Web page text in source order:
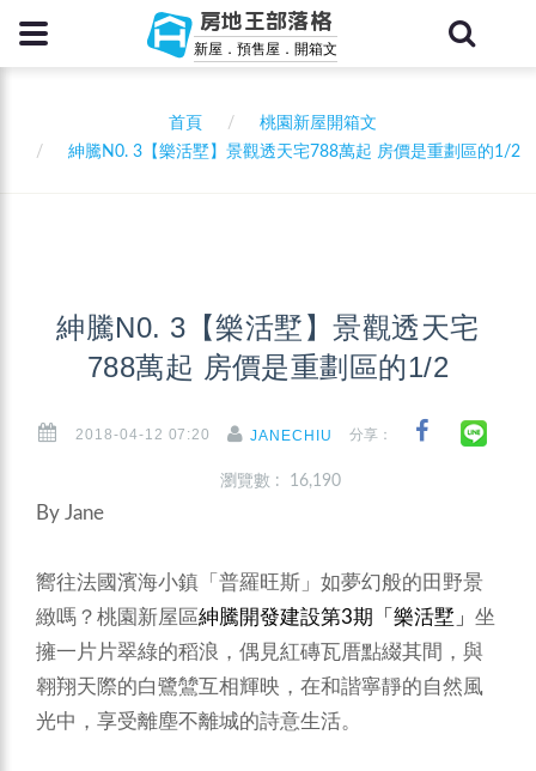
房地王部落格
新屋．預售屋．開箱文
首頁
桃園新屋開箱文
紳騰N0. 3【樂活墅】景觀透天宅788萬起 房價是重劃區的1/2
紳騰N0. 3【樂活墅】景觀透天宅
788萬起 房價是重劃區的1/2
2018-04-12 07:20 JANECHIU 分享：
瀏覽數 : 16,190
By Jane
嚮往法國濱海小鎮「普羅旺斯」如夢幻般的田野景
緻嗎？桃園新屋區紳騰開發建設第3期 「樂活墅」 坐
擁一片片翠綠的稻浪，偶見紅磚瓦厝點綴其間，與
翱翔天際的白鷺鷥互相輝映，在和諧寧靜的自然風
光中，享受離塵不離城的詩意生活。